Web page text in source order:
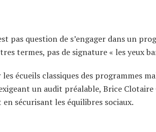
question de s’engager dans un
termes, pas de signature « les yeux
écueils classiques des programmes
un audit préalable, Brice
sécurisant les équilibres sociaux.